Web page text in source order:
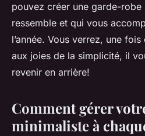
pouvez créer une garde-robe
ressemble et qui vous
l’année. Vous verrez, une
aux joies de la simplicité, il
revenir en arrière!
Comment gérer
minimaliste à